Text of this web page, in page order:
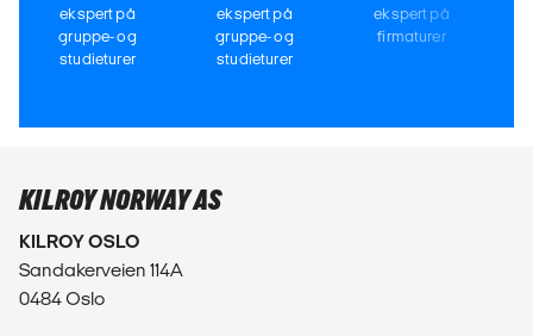
ekspert på
gruppe- og
studieturer
ekspert på
gruppe- og
studieturer
ekspert på
firmaturer
KILROY NORWAY AS
KILROY OSLO
Sandakerveien 114A
0484 Oslo